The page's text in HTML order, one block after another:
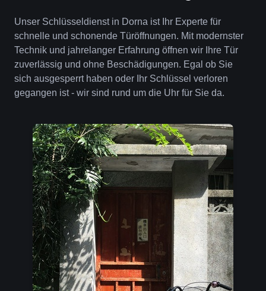
Unser Schlüsseldienst in Dorna ist Ihr Experte für
schnelle und schonende Türöffnungen. Mit modernster
Technik und jahrelanger Erfahrung öffnen wir Ihre Tür
zuverlässig und ohne Beschädigungen. Egal ob Sie
sich ausgesperrt haben oder Ihr Schlüssel verloren
gegangen ist - wir sind rund um die Uhr für Sie da.